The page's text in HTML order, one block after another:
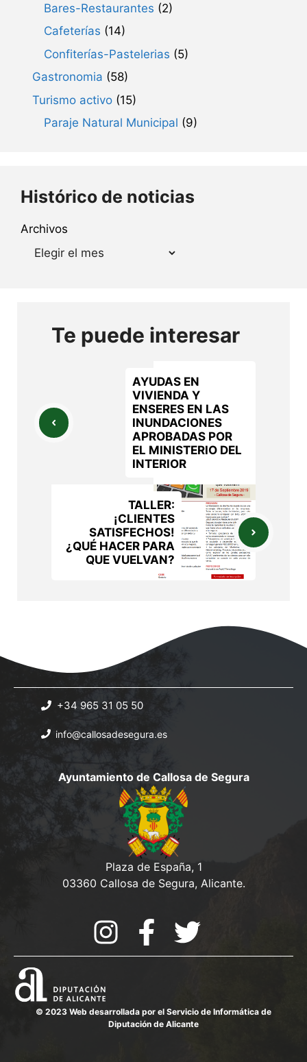
Bares-Restaurantes (2)
Cafeterías (14)
Confiterías-Pastelerias (5)
Gastronomia (58)
Turismo activo (15)
Paraje Natural Municipal (9)
Histórico de noticias
Archivos
Te puede interesar
AYUDAS EN
VIVIENDA Y
ENSERES EN LAS
INUNDACIONES
APROBADAS POR
EL MINISTERIO DEL
INTERIOR
TALLER:
¡CLIENTES
SATISFECHOS!
¿QUÉ HACER PARA
QUE VUELVAN?
+34 965 31 05 50
info@callosadesegura.es
Ayuntamiento de Callosa de Segura
Plaza de España, 1
03360 Callosa de Segura, Alicante.
© 2023 Web desarrollada por el Servicio de Informática de
Diputación de Alicante